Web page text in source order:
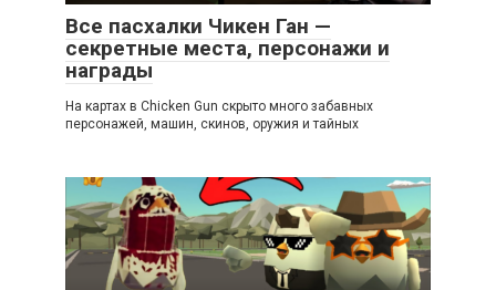
Все пасхалки Чикен Ган —
секретные места, персонажи и
награды
На картах в Chicken Gun скрыто много забавных
персонажей, машин, скинов, оружия и тайных